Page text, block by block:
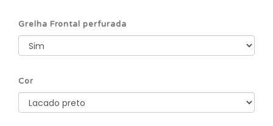
Grelha Frontal perfurada
Cor